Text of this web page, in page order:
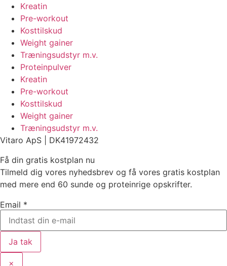
Kreatin
Pre-workout
Kosttilskud
Weight gainer
Træningsudstyr m.v.
Proteinpulver
Kreatin
Pre-workout
Kosttilskud
Weight gainer
Træningsudstyr m.v.
Vitaro ApS | DK41972432
Få din gratis kostplan nu
Tilmeld dig vores nyhedsbrev og få vores gratis kostplan
med mere end 60 sunde og proteinrige opskrifter.
Email *
Ja tak
×